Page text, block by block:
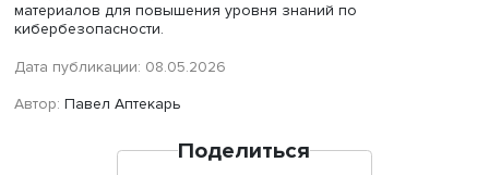
родителей. Дополнительную защиту обеспечивают
технические инструменты, включая сервисы вроде
родительского контроля, при этом в отдельных случаях
Ключевым фактором остается выстраивание
о подозрительных звонках и сообщениях.